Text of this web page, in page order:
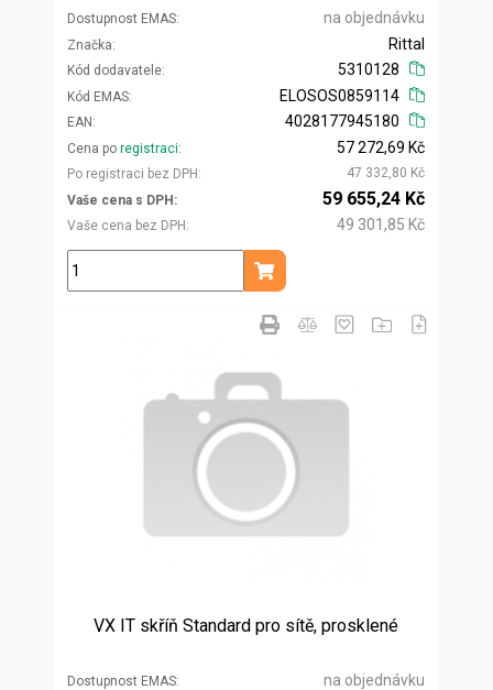
Dostupnost EMAS na objednávku
Značka
Kód dodavatele
Rittal
5310128
Kód EMAS
EAN
ELOSOS0859114
4028177945180
Cena po registraci
Po registraci bez DPH
57 272,69 Kč
47 332,80 Kč
Vaše cena s DPH
Vaše cena bez DPH
59 655,24 Kč
49 301,85 Kč
ks
Přidat do košíku
VX IT skříň Standard pro sítě, prosklené
Dostupnost EMAS na objednávku